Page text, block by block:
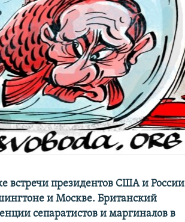
встречи президентов США и России
и Москве. Британский
сепаратистов и маргиналов в